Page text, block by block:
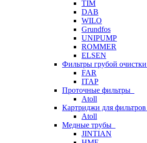
TIM
DAB
WILO
Grundfos
UNIPUMP
ROMMER
ELSEN
Фильтры грубой очистки
FAR
ITAP
Проточные фильтры
Atoll
Картриджи для фильтров
Atoll
Медные трубы
JINTIAN